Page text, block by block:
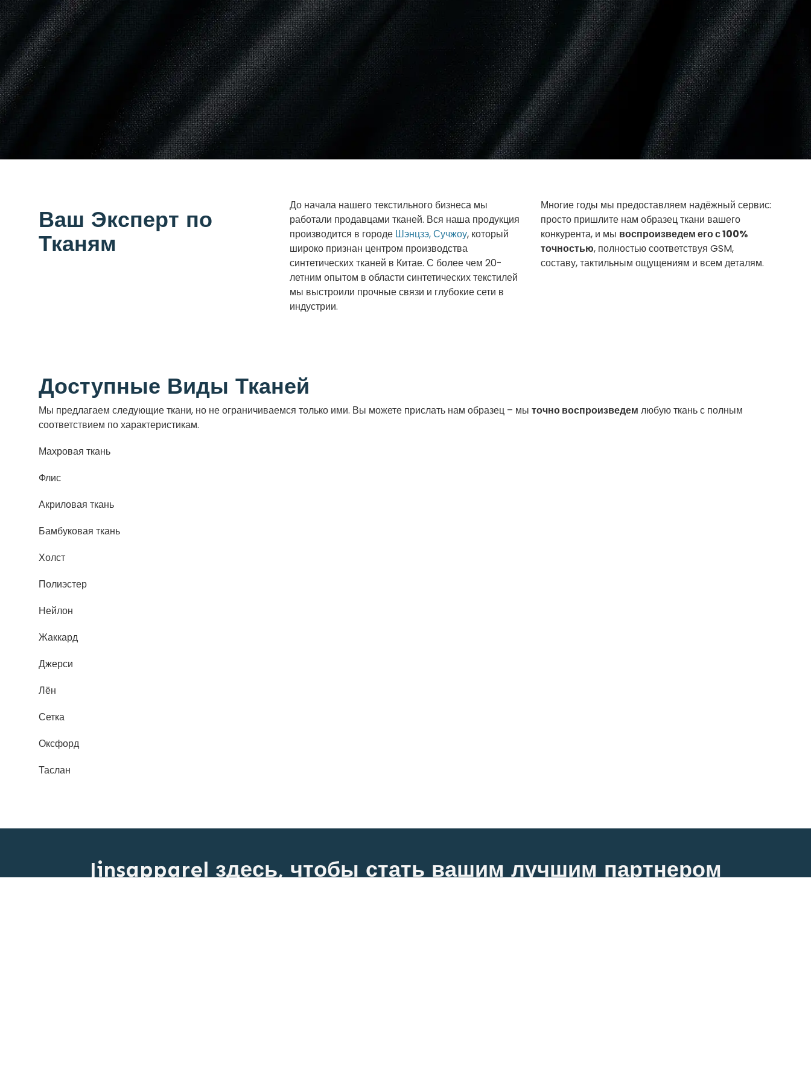
Ваш Эксперт по
Тканям
До начала нашего текстильного бизнеса мы
работали продавцами тканей. Вся наша продукция
производится в городе Шэнцзэ, Сучжоу, который
широко признан центром производства
синтетических тканей в Китае. С более чем 20-
летним опытом в области синтетических текстилей
мы выстроили прочные связи и глубокие сети в
индустрии.
Многие годы мы предоставляем надёжный сервис:
просто пришлите нам образец ткани вашего
конкурента, и мы воспроизведем его с 100%
точностью, полностью соответствуя GSM,
составу, тактильным ощущениям и всем деталям.
Доступные Виды Тканей
Мы предлагаем следующие ткани, но не ограничиваемся только ими. Вы можете прислать нам образец – мы точно воспроизведем любую ткань с полным
соответствием по характеристикам.
Махровая ткань
Флис
Акриловая ткань
Бамбуковая ткань
Холст
Полиэстер
Нейлон
Жаккард
Джерси
Лён
Сетка
Оксфорд
Таслан
Jinsapparel здесь, чтобы стать вашим лучшим партнером